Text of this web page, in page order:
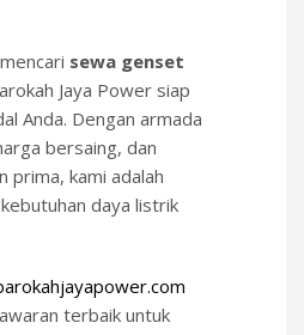
sewa genset
Jaya Power siap
Anda. Dengan armada
bersaing, dan
prima, kami adalah
daya listrik
terbaik untuk